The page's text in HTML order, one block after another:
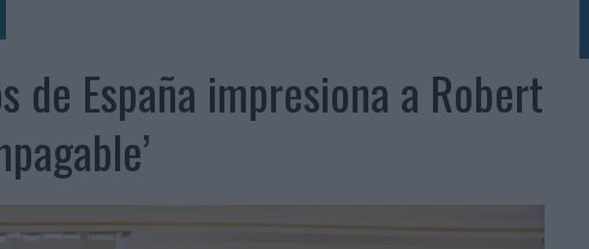
DIRECTORA COMERCIAL GLOBAL
INSPIRADA EN CORNETTO, CALIPPO Y SOLERO
EL PATRIMONIO HISTÓRICO EN ACTIVOS CULTURALES Y ECONÓMICOS
CANARIO EN SU ÚLTIMA CAMPAÑA INTERNACIONAL
de España impresiona a Robert